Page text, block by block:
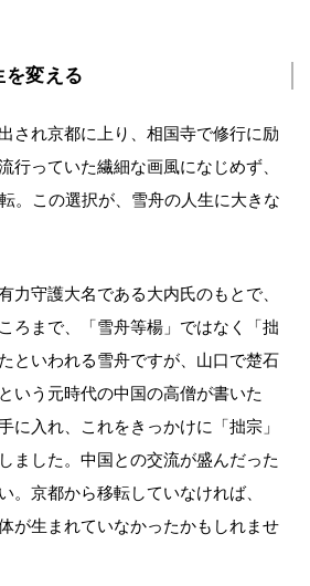
を変える
され京都に上り、相国寺で修行に励
行っていた繊細な画風になじめず、
。この選択が、雪舟の人生に大きな
力守護大名である大内氏のもとで、
ろまで、「雪舟等楊」ではなく「拙
といわれる雪舟ですが、山口で楚石
いう元時代の中国の高僧が書いた
に入れ、これをきっかけに「拙宗」
ました。中国との交流が盛んだった
。京都から移転していなければ、
が生まれていなかったかもしれませ